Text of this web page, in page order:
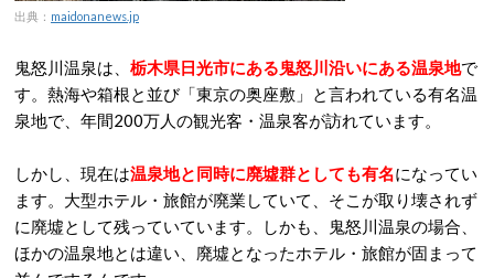
出典： maidonanews.jp
鬼怒川温泉は、 栃木県日光市にある鬼怒川沿いにある温泉地で
す。熱海や箱根と並び「東京の奥座敷」と言われている有名温
泉地で、年間200万人の観光客・温泉客が訪れています。
しかし、現在は温泉地と同時に廃墟群としても有名になってい
ます。大型ホテル・旅館が廃業していて、そこが取り壊されず
に廃墟として残っていています。しかも、鬼怒川温泉の場合、
ほかの温泉地とは違い、廃墟となったホテル・旅館が固まって